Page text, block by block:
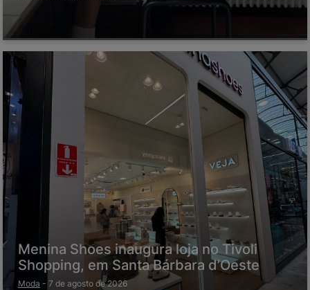
Menina Shoes inaugura loja no Tivoli
Shopping, em Santa Bárbara d’Oeste
Moda - 7 de agosto de 2026